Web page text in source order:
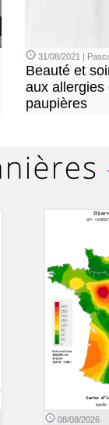
31/08/2021 |
Beauté et
aux allergies
paupières
08/08/2026